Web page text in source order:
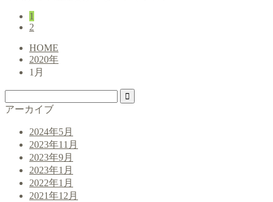
1
2
HOME
2020年
1月
アーカイブ
2024年5月
2023年11月
2023年9月
2023年1月
2022年1月
2021年12月